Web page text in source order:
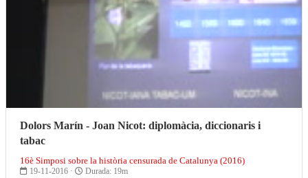
Dolors Marín - Joan Nicot: diplomàcia, diccionaris i
tabac
16è Simposi sobre la història censurada de Catalunya (2016)
19-11-2016 · Durada: 19m